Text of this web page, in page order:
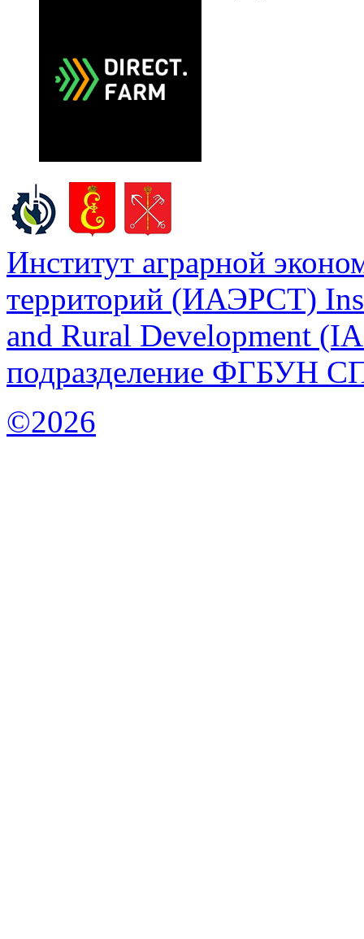
Институт аграрной
территорий (ИАЭРСТ)
and Rural Development
подразделение ФГБУН
©2026